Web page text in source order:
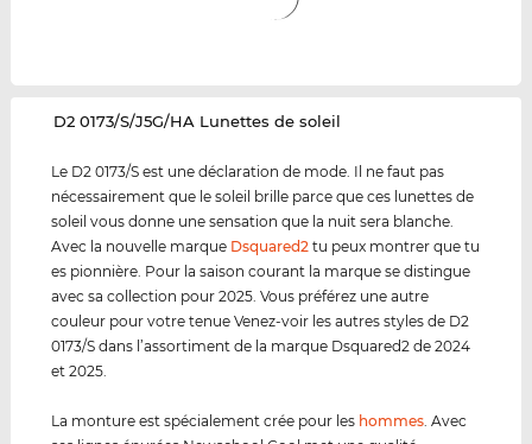
‌D2 0173/S/J5G/HA Lunettes de soleil
Le D2 0173/S est une déclaration de mode. Il ne faut pas
nécessairement que le soleil brille parce que ces lunettes de
soleil vous donne une sensation que la nuit sera blanche.
Avec la nouvelle marque Dsquared2 tu peux montrer que tu
es pionnière. Pour la saison courant la marque se distingue
avec sa collection pour 2025. Vous préférez une autre
couleur pour votre tenue Venez-voir les autres styles de D2
0173/S dans l’assortiment de la marque Dsquared2 de 2024
et 2025.
La monture est spécialement crée pour les hommes. Avec